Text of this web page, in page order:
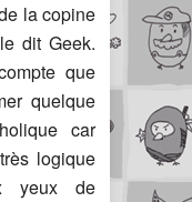
la copine
dit Geek.
que
quelque
car
logique
yeux de